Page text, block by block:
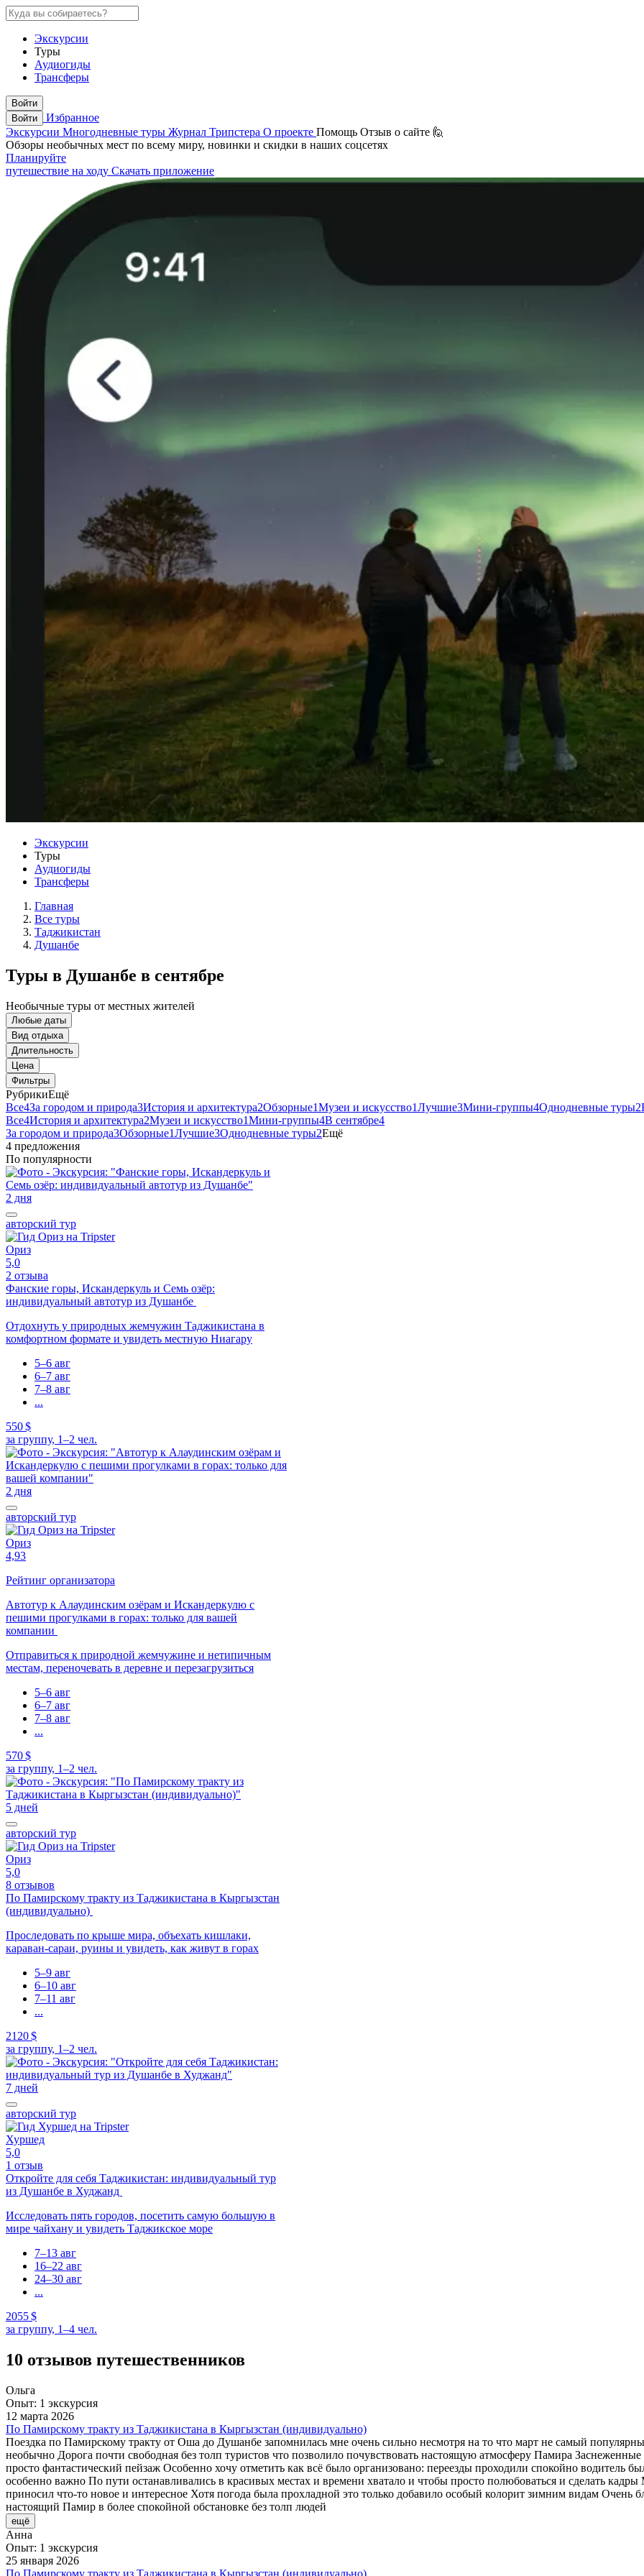
Экскурсии
Туры
Аудиогиды
Трансферы
Войти
Войти
Избранное
Экскурсии Многодневные туры Журнал Трипстера О проекте Помощь Отзыв о сайте 🙋
Обзоры необычных мест по всему миру, новинки и скидки в наших соцсетях
Планируйте
путешествие на ходу Скачать приложение
Экскурсии
Туры
Аудиогиды
Трансферы
Главная
Все туры
Таджикистан
Душанбе
Туры в Душанбе в сентябре
Необычные туры от местных жителей
Любые даты
Вид отдыха
Длительность
Цена
Фильтры
РубрикиЕщё
Все4За городом и природа3История и архитектура2Обзорные1Музеи и искусство1Лучшие3Мини-группы4Однодневные туры2
Все4История и архитектура2Музеи и искусство1Мини-группы4В сентябре4
За городом и природа3Обзорные1Лучшие3Однодневные туры2Ещё
4 предложения
По популярности
2 дня
авторский тур
Ориз
5,0
2 отзыва
Фанские горы, Искандеркуль и Семь озёр:
индивидуальный автотур из Душанбе
Отдохнуть у природных жемчужин Таджикистана в
комфортном формате и увидеть местную Ниагару
5–6 авг
6–7 авг
7–8 авг
...
550 $
за группу, 1–2 чел.
2 дня
авторский тур
Ориз
4,93
Рейтинг организатора
Автотур к Алаудинским озёрам и Искандеркулю с
пешими прогулками в горах: только для вашей
компании
Отправиться к природной жемчужине и нетипичным
местам, переночевать в деревне и перезагрузиться
5–6 авг
6–7 авг
7–8 авг
...
570 $
за группу, 1–2 чел.
5 дней
авторский тур
Ориз
5,0
8 отзывов
По Памирскому тракту из Таджикистана в Кыргызстан
(индивидуально)
Проследовать по крыше мира, объехать кишлаки,
караван-сараи, руины и увидеть, как живут в горах
5–9 авг
6–10 авг
7–11 авг
...
2120 $
за группу, 1–2 чел.
7 дней
авторский тур
Хуршед
5,0
1 отзыв
Откройте для себя Таджикистан: индивидуальный тур
из Душанбе в Худжанд
Исследовать пять городов, посетить самую большую в
мире чайхану и увидеть Таджикское море
7–13 авг
16–22 авг
24–30 авг
...
2055 $
за группу, 1–4 чел.
10 отзывов путешественников
Ольга
Опыт: 1 экскурсия
12 марта 2026
По Памирскому тракту из Таджикистана в Кыргызстан (индивидуально)
Поездка по Памирскому тракту от Оша до Душанбе запомнилась мне очень сильно несмотря на то что март не самый
необычно Дорога почти свободная без толп туристов что позволило почувствовать настоящую атмосферу Памира
просто фантастический пейзаж Особенно хочу отметить как всё было организовано: переезды проходили спокойно водитель
особенно важно По пути останавливались в красивых местах и времени хватало и чтобы просто полюбоваться и сделать
приносил что-то новое и интересное Хотя погода была прохладной это только добавило особый колорит зимним видам Очень
настоящий Памир в более спокойной обстановке без толп людей
ещё
Анна
Опыт: 1 экскурсия
25 января 2026
По Памирскому тракту из Таджикистана в Кыргызстан (индивидуально)